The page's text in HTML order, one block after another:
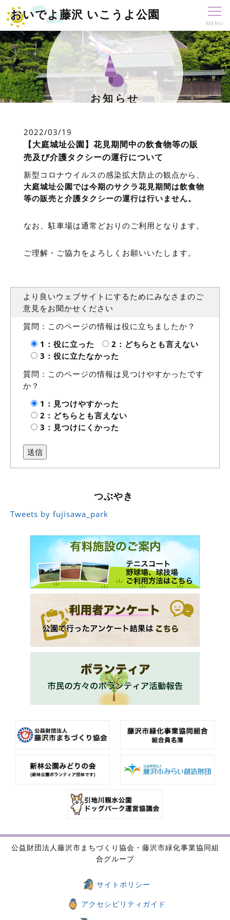
おいでよ藤沢 いこうよ公園
お知らせ
2022/03/19
【大庭城址公園】花見期間中の飲食物等の販
売及び介護タクシーの運行について
新型コロナウイルスの感染拡大防止の観点から、
大庭城址公園では今期のサクラ花見期間は飲食物
等の販売と介護タクシーの運行は行いません。
なお、駐車場は通常どおりのご利用となります。
ご理解・ご協力をよろしくお願いいたします。
より良いウェブサイトにするためにみなさまのご
意見をお聞かせください
質問：このページの情報は役に立ちましたか？
1：役に立った
2：どちらとも言えない
3：役に立たなかった
質問：このページの情報は見つけやすかったです
か？
1：見つけやすかった
2：どちらとも言えない
3：見つけにくかった
つぶやき
Tweets by fujisawa_park
公益財団法人藤沢市まちづくり協会・藤沢市緑化事業協同組
合グループ
サイトポリシー
アクセシビリティガイド